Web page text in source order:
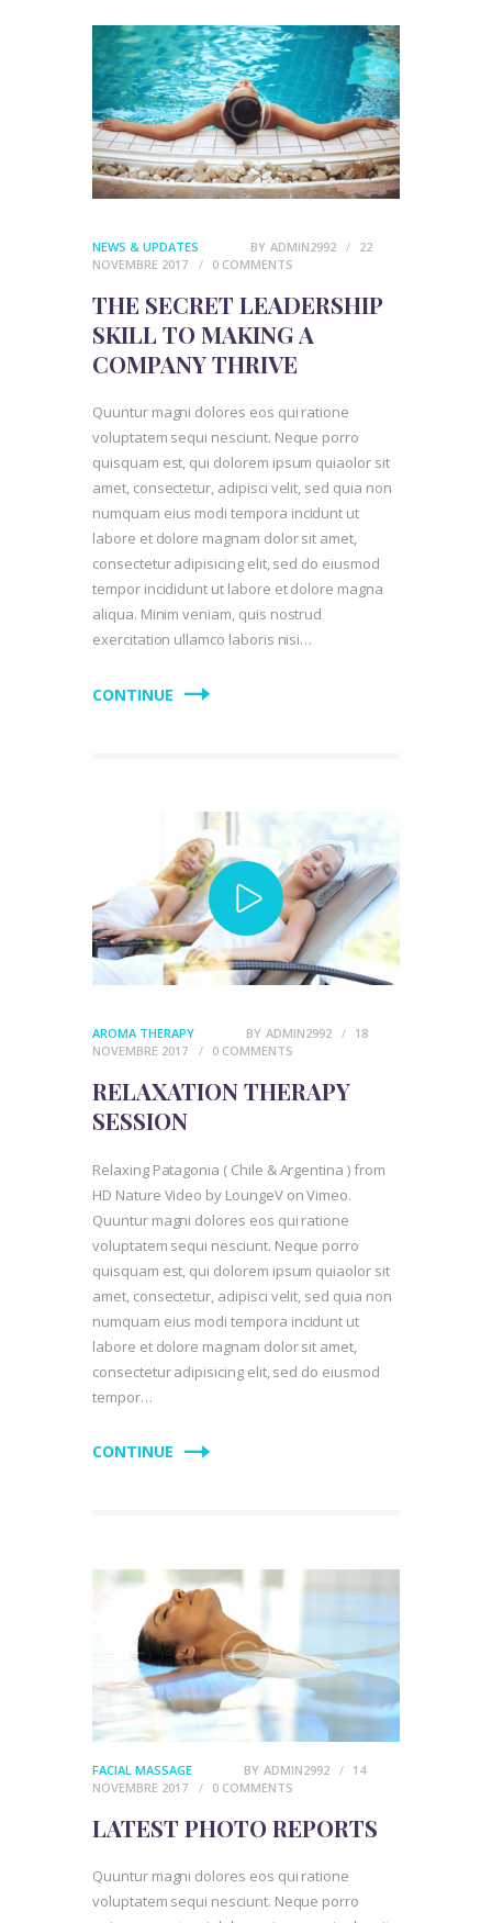
NEWS & UPDATES BY ADMIN2992
22
NOVEMBRE 2017
0 COMMENTS
THE SECRET LEADERSHIP
SKILL TO MAKING A
COMPANY THRIVE
Quuntur magni dolores eos qui ratione
voluptatem sequi nesciunt. Neque porro
quisquam est, qui dolorem ipsum quiaolor sit
amet, consectetur, adipisci velit, sed quia non
numquam eius modi tempora incidunt ut
labore et dolore magnam dolor sit amet,
consectetur adipisicing elit, sed do eiusmod
tempor incididunt ut labore et dolore magna
aliqua. Minim veniam, quis nostrud
exercitation ullamco laboris nisi…
CONTINUE
AROMA THERAPY BY ADMIN2992
18
NOVEMBRE 2017
0 COMMENTS
RELAXATION THERAPY
SESSION
Relaxing Patagonia ( Chile & Argentina ) from
HD Nature Video by LoungeV on Vimeo.
Quuntur magni dolores eos qui ratione
voluptatem sequi nesciunt. Neque porro
quisquam est, qui dolorem ipsum quiaolor sit
amet, consectetur, adipisci velit, sed quia non
numquam eius modi tempora incidunt ut
labore et dolore magnam dolor sit amet,
consectetur adipisicing elit, sed do eiusmod
tempor…
CONTINUE
FACIAL MASSAGE BY ADMIN2992
14
NOVEMBRE 2017
0 COMMENTS
LATEST PHOTO REPORTS
Quuntur magni dolores eos qui ratione
voluptatem sequi nesciunt. Neque porro